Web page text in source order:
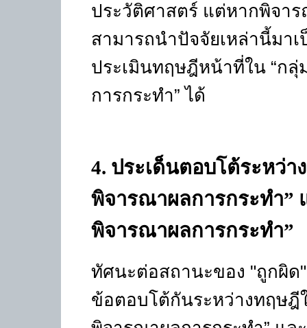
ประวัติศาสตร์ แต่หากพิจาร
สามารถนำปัจจัยเหล่านี้มา
ประเมินทฤษฎีหน้าที่ใน “ก
การกระทำ” ได้
4. ประเด็นตอบโต้ระหว่า
พิจารณาผลการกระทำ”
พิจารณาผลการกระทำ”
ทัศนะต่อสถานะของ "ถูกผิด
ข้อตอบโต้กันระหว่างทฤษฎี